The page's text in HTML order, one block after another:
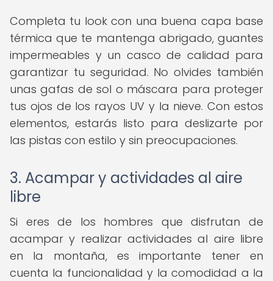
Completa tu look con una buena capa base
térmica que te mantenga abrigado, guantes
impermeables y un casco de calidad para
garantizar tu seguridad. No olvides también
unas gafas de sol o máscara para proteger
tus ojos de los rayos UV y la nieve. Con estos
elementos, estarás listo para deslizarte por
las pistas con estilo y sin preocupaciones.
3. Acampar y actividades al aire
libre
Si eres de los hombres que disfrutan de
acampar y realizar actividades al aire libre
en la montaña, es importante tener en
cuenta la funcionalidad y la comodidad a la